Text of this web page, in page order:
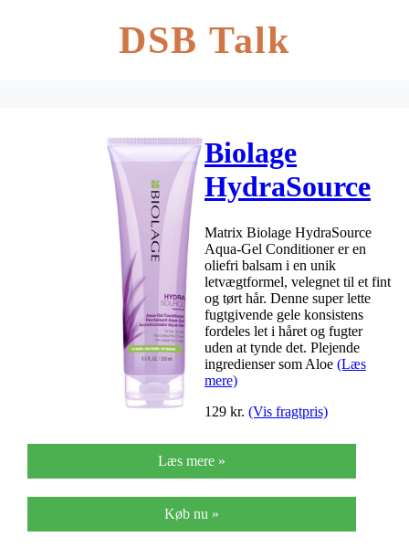
DSB Talk
Biolage
HydraSource
Aqua-Gel
Conditioner
250 ml
Matrix Biolage HydraSource
Aqua-Gel Conditioner er en
oliefri balsam i en unik
letvægtformel, velegnet til et fint
og tørt hår. Denne super lette
fugtgivende gele konsistens
fordeles let i håret og fugter
uden at tynde det. Plejende
ingredienser som Aloe (Læs
mere)
129 kr. (Vis fragtpris)
Læs mere »
Køb nu »